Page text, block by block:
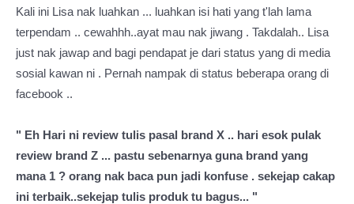
Kali ini Lisa nak luahkan ... luahkan isi hati yang t'lah lama
terpendam .. cewahhh..ayat mau nak jiwang . Takdalah.. Lisa
just nak jawap and bagi pendapat je dari status yang di media
sosial kawan ni . Pernah nampak di status beberapa orang di
facebook ..
" Eh Hari ni review tulis pasal brand X .. hari esok pulak
review brand Z ... pastu sebenarnya guna brand yang
mana 1 ? orang nak baca pun jadi konfuse . sekejap cakap
ini terbaik..sekejap tulis produk tu bagus... "